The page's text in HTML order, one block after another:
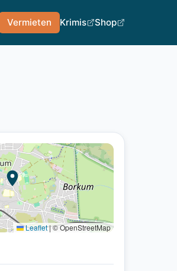
Vermieten Krimis Shop
Leaflet|© OpenStreetMap